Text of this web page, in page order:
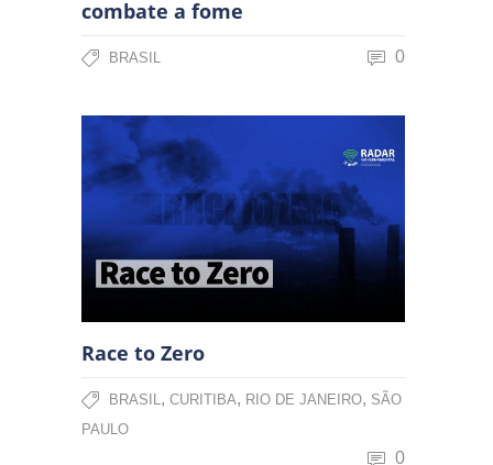
combate a fome
BRASIL 0
Race to Zero
BRASIL , CURITIBA, RIO DE JANEIRO, SÃO
PAULO
0